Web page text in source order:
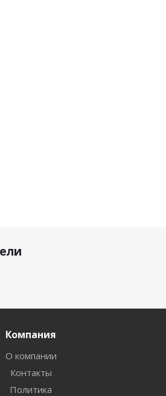
Компания
О компании
Контакты
Политика